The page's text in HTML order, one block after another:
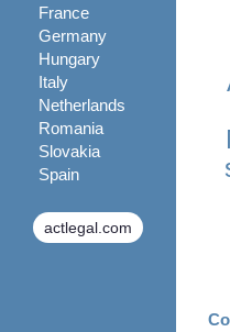
France
Germany
Hungary
Italy
Netherlands
Romania
Slovakia
Spain
actlegal.com